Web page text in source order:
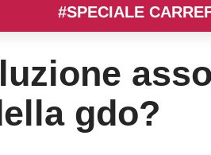
#SPECIALE
gdo?